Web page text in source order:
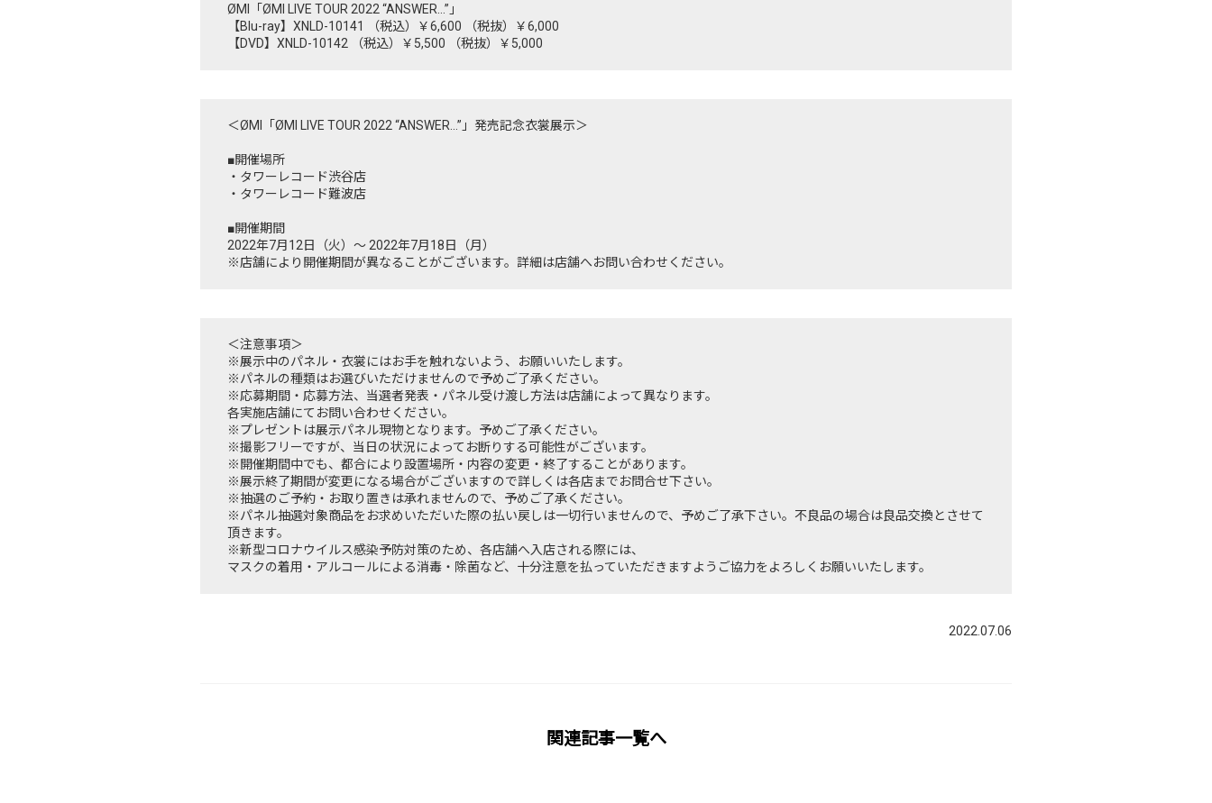
ØMI「ØMI LIVE TOUR 2022 “ANSWER…”」
【Blu-ray】XNLD-10141 （税込）￥6,600 （税抜）￥6,000
【DVD】XNLD-10142 （税込）￥5,500 （税抜）￥5,000
＜ØMI「ØMI LIVE TOUR 2022 “ANSWER…”」発売記念衣裳展示＞
■開催場所
・タワーレコード渋谷店
・タワーレコード難波店
■開催期間
2022年7月12日（火）～ 2022年7月18日（月）
※店舗により開催期間が異なることがございます。詳細は店舗へお問い合わせください。
＜注意事項＞
※展示中のパネル・衣裳にはお手を触れないよう、お願いいたします。
※パネルの種類はお選びいただけませんので予めご了承ください。
※応募期間・応募方法、当選者発表・パネル受け渡し方法は店舗によって異なります。
各実施店舗にてお問い合わせください。
※プレゼントは展示パネル現物となります。予めご了承ください。
※撮影フリーですが、当日の状況によってお断りする可能性がございます。
※開催期間中でも、都合により設置場所・内容の変更・終了することがあります。
※展示終了期間が変更になる場合がございますので詳しくは各店までお問合せ下さい。
※抽選のご予約・お取り置きは承れませんので、予めご了承ください。
※パネル抽選対象商品をお求めいただいた際の払い戻しは一切行いませんので、予めご了承下さい。不良品の場合は良品交換とさせて
頂きます。
※新型コロナウイルス感染予防対策のため、各店舗へ入店される際には、
マスクの着用・アルコールによる消毒・除菌など、十分注意を払っていただきますようご協力をよろしくお願いいたします。
2022.07.06
関連記事一覧へ